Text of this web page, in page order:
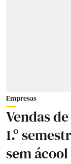
Empresas
Vendas
1.º
sem ácool